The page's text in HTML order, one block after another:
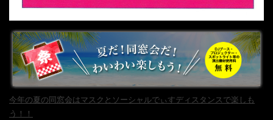
今年の夏の同窓会はマスクとソーシャルでぃすディスタンスで楽しも
う！！